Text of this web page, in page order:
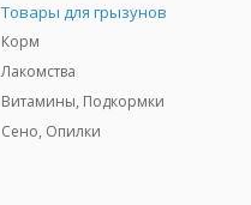
Товары для грызунов
Корм
Лакомства
Витамины, Подкормки
Сено, Опилки